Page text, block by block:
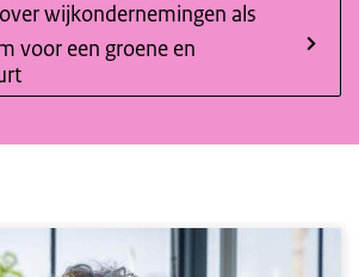
wijkondernemingen als
voor een groene en